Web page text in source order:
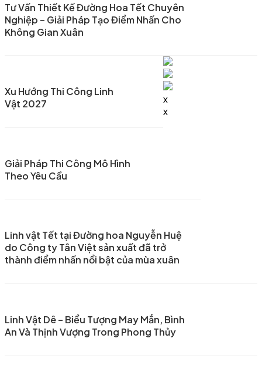
Tư Vấn Thiết Kế Đường Hoa Tết Chuyên
Nghiệp – Giải Pháp Tạo Điểm Nhấn Cho
Không Gian Xuân
Xu Hướng Thi Công Linh
Vật 2027
Giải Pháp Thi Công Mô Hình
Theo Yêu Cầu
Linh vật Tết tại Đường hoa Nguyễn Huệ
do Công ty Tân Việt sản xuất đã trở
thành điểm nhấn nổi bật của mùa xuân
Linh Vật Dê – Biểu Tượng May Mắn, Bình
An Và Thịnh Vượng Trong Phong Thủy
x
x